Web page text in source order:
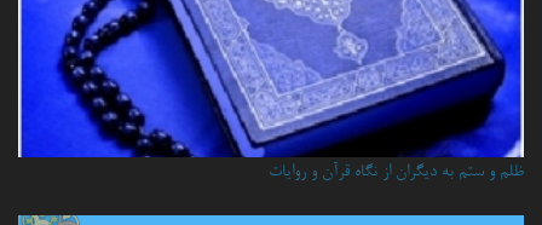
ظلم و ستم به دیگران از نگاه قرآن و روایات